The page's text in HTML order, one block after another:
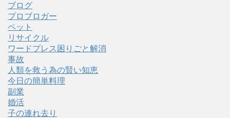
ブログ
プロブロガー
ペット
リサイクル
ワードプレス困りごと解消
事故
人類を救う為の賢い知恵
今日の簡単料理
副業
婚活
子の連れ去り